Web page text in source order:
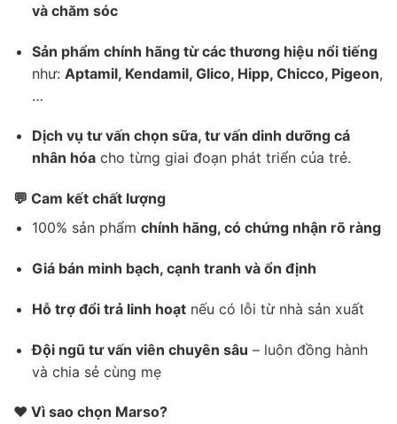
và chăm sóc
Sản phẩm chính hãng từ các thương hiệu nổi tiếng
như: Aptamil, Kendamil, Glico, Hipp, Chicco, Pigeon,
…
Dịch vụ tư vấn chọn sữa, tư vấn dinh dưỡng cá
nhân hóacho từng giai đoạn phát triển của trẻ.
💬 Cam kết chất lượng
100% sản phẩm chính hãng, có chứng nhận rõ ràng
Giá bán minh bạch, cạnh tranh và ổn định
Hỗ trợ đổi trả linh hoạtnếu có lỗi từ nhà sản xuất
Đội ngũ tư vấn viên chuyên sâu – luôn đồng hành
và chia sẻ cùng mẹ
❤️ Vì sao chọn Marso?